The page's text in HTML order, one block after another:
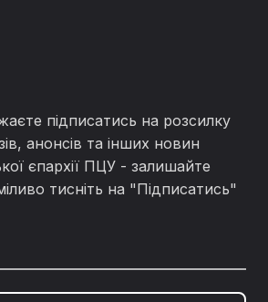
підписатись на розсилку
анонсів та інших новин
єпархії ПЦУ - залишайте
тисніть на "Підписатись"